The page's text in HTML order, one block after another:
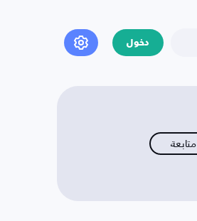
دخول
متابعة